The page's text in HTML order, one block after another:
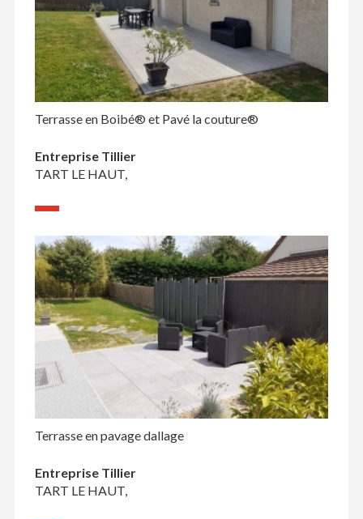
Terrasse en Boibé® et Pavé la couture®
Entreprise Tillier
TART LE HAUT,
Terrasse en pavage dallage
Entreprise Tillier
TART LE HAUT,